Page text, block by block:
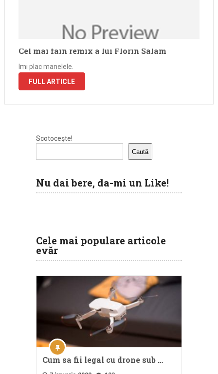
Cel mai fain remix a lui Florin Salam
Imi plac manelele.
FULL ARTICLE
Scotocește!
Caută
Nu dai bere, da-mi un Like!
Cele mai populare articole
evăr
Cum sa fii legal cu drone sub …